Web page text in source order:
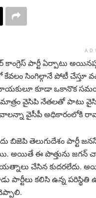
కాంగ్రెస్ పార్టీ ఏర్పాటు
కేవలం సింగిల్గానే పోటీ
నాయకులూ కూడా ఒకానొక
మాత్రం వైసిపి నేతలతో పాటు
వైసీపీ అధికారంలోకి
బిజెపి తెలుగుదేశం పార్టీ
అయితే ఈ పొత్తును జగన్
చేసిన
పార్టీలు కలిసి ఉన్న